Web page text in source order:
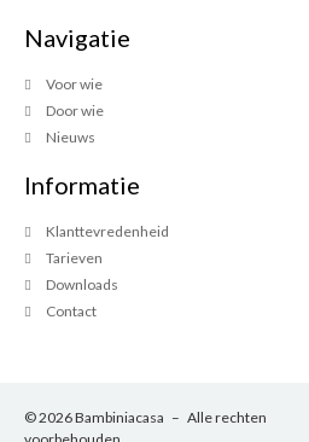
Navigatie
Voor wie
Door wie
Nieuws
Informatie
Klanttevredenheid
Tarieven
Downloads
Contact
© 2026 Bambiniacasa – Alle rechten